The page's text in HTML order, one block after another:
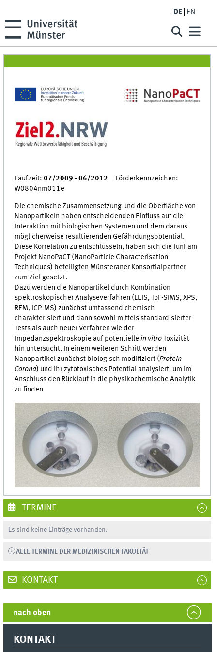
DE EN
Laufzeit: 07/2009 - 06/2012 Förderkennzeichen:
W0804nm011e
Die chemische Zusammensetzung und die Oberfläche von
Nanopartikeln haben entscheidenden Einfluss auf die
Interaktion mit biologischen Systemen und dem daraus
möglicherweise resultierenden Gefährdungspotential.
Diese Korrelation zu entschlüsseln, haben sich die fünf am
Projekt NanoPaCT (NanoParticle Characterisation
Techniques) beteiligten Münsteraner Konsortialpartner
zum Ziel gesetzt.
Dazu werden die Nanopartikel durch Kombination
spektroskopischer Analyseverfahren (LEIS, ToF-SIMS, XPS,
REM, ICP-MS) zunächst umfassend chemisch
charakterisiert und dann sowohl mittels standardisierter
Tests als auch neuer Verfahren wie der
Impedanzspektroskopie auf potentiellein vitroToxizität
hin untersucht. In einem weiteren Schritt werden
Nanopartikel zunächst biologisch modifiziert (Protein
Corona) und ihr zytotoxisches Potential analysiert, um im
Anschluss den Rücklauf in die physikochemische Analytik
zu finden.
TERMINE
Es sind keine Einträge vorhanden.
ALLE TERMINE DER MEDIZINISCHEN FAKULTÄT
KONTAKT
nach oben
KONTAKT